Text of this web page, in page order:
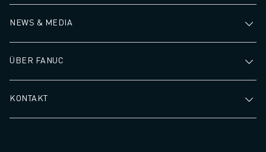
NEWS & MEDIA
ÜBER FANUC
KONTAKT